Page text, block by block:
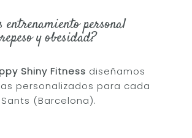
entrenamiento personal
y obesidad?
Shiny Fitness diseñamos
personalizados para cada
(Barcelona).